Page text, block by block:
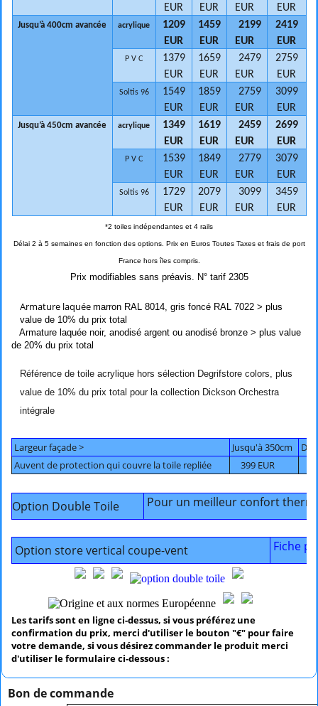
EUR EUR EUR EUR
Jusqu’à 400cm avancée acrylique
1209
EUR
1459
EUR
2199
EUR
2419
EUR
P V C
1379
EUR
1659
EUR
2479
EUR
2759
EUR
Soltis 96
1549
EUR
1859
EUR
2759
EUR
3099
EUR
Jusqu’à 450cm avancée acrylique
1349
EUR
1619
EUR
2459
EUR
2699
EUR
P V C
1539
EUR
1849
EUR
2779
EUR
3079
EUR
Soltis 96
1729
EUR
2079
EUR
3099
EUR
3459
EUR
*2 toiles indépendantes et 4 rails
Délai 2 à 5 semaines en fonction des options. Prix en Euros Toutes Taxes et frais de port
France hors îles compris.
Prix modifiables sans préavis. N° tarif 2305
Armature laquéemarron RAL 8014, gris foncé RAL 7022 > plus
value de 10% du prix total
Armature laquée noir, anodisé argent ou anodisé bronze > plus value
de 20% du prix total
Référence de toile acrylique hors sélection Degrifstore colors, plus
value de 10% du prix total pour la collection Dickson Orchestra
intégrale
Largeur façade > Jusqu'à 350cm
De
Auvent de protection qui couvre la toile repliée
399 EUR
Option Double Toile Pour un meilleur confort
Option store vertical coupe-vent Fiche
Les tarifs sont en ligne ci-dessus, si vous préférez une
confirmation du prix, merci d'utiliser le bouton "€" pour faire
votre demande, si vous désirez commander le produit merci
d'utiliser le formulaire ci-dessous :
Bon de commande